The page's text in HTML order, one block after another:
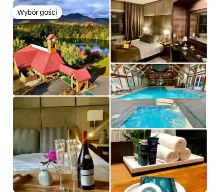
Wybór gości
Wybór gości